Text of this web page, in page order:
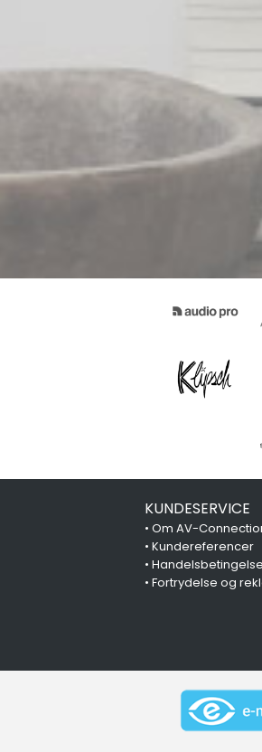
KUNDESERVICE
• Om AV-
• Kundereferencer
•
• Fortrydelse og